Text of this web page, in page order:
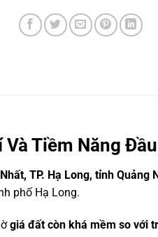
Và Tiềm Năng
TP. Hạ Long, tỉnh Quảng
phố Hạ Long.
giá đất còn khá mềm so với